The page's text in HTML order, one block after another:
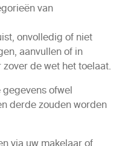
van
onvolledig of niet
aanvullen of in
de wet het toelaat.
ofwel
derde zouden worden